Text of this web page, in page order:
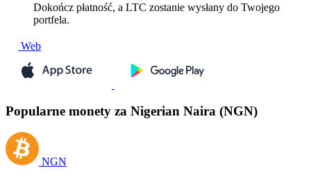
Dokończ płatność, a LTC zostanie wysłany do Twojego
portfela.
Web
Popularne monety za Nigerian Naira (NGN)
NGN